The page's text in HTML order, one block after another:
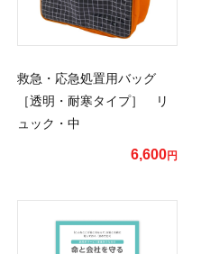
救急・応急処置用バッグ
［透明・耐寒タイプ］ リ
ュック・中
6,600円